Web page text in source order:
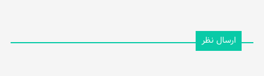
ارسال نظر